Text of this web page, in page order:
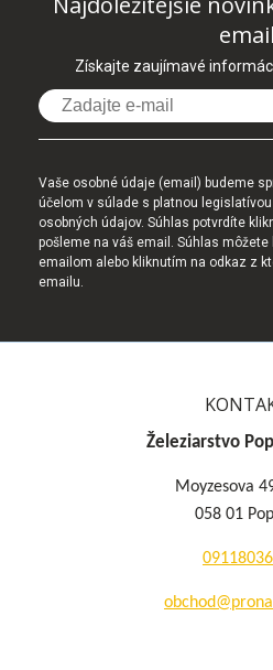
email
Získajte zaujímavé
Vaše osobné údaje (email) budeme
účelom v súlade s platnou
osobných údajov. Súhlas potvrdíte
pošleme na váš email. Súhlas
emailom alebo kliknutím na odkaz z
emailu.
Železiarstvo
Moyzesova
058 01